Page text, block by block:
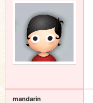
mandarin